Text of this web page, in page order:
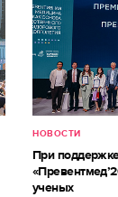
НОВОСТИ
При
ученых